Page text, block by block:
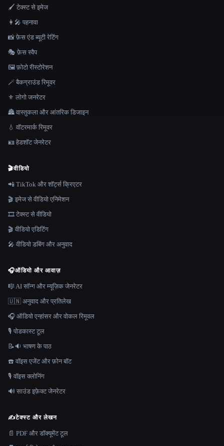
🖌️ टेक्स्ट से इमेज
👩‍🎤 पहनावा
📸 फ़ेस एंड ब्यूटी रेटिंग
🎭 फ़ेस स्वैप
🖼️ फ़ोटो रीस्टोरेशन
🪄 बैकग्राउंड रिमूवर
⚜️ लोगो जनरेटर
🏯 वास्तुकला और आंतरिक डिजाइन
💧 वॉटरमार्क रिमूवर
🪪 हेडशॉट जेनरेटर
🎬वीडियो
📲 TikTok और शॉर्ट्स क्रिएटर
🎬 इमेज से वीडियो एनिमेशन
🎞️ टेक्स्ट से वीडियो
🎬 वीडियो एडिटिंग
🎤 वीडियो डबिंग और अनुवाद
🎧ऑडियो और आवाज़
🎼 AI सॉन्ग और म्यूज़िक जेनरेटर
🇺🇳 अनुवाद और प्रतिलेख
🎧 ऑडियो एन्हांसर और वोकल रिमूवल
🎙️ पोडकास्ट टूल
📝🔉 भाषण के पाठ
☎️ वॉइस एजेंट और फ़ोन बॉट
🎙️ वॉइस क्लोनिंग
🔊 साउंड इफ़ेक्ट जेनरेटर
✍️टेक्स्ट और लेखन
📄 PDF और डॉक्यूमेंट टूल